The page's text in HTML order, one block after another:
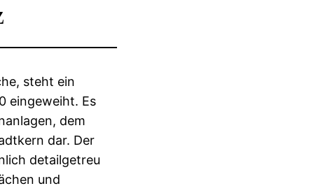
steht ein
eingeweiht. Es
dem
dar. Der
detailgetreu
und